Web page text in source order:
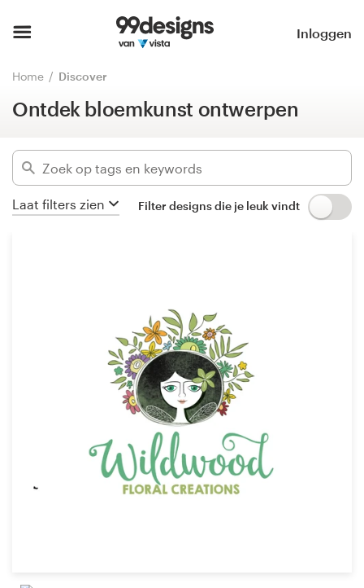
Inloggen
Home Discover
Ontdek bloemkunst ontwerpen
Laat filters zien Filter designs die je leuk vindt
Blader door categorieën
Hoe het werkt
Vind een designer
Inspiratie
Ontwerpwedstrijden
Vind een designer
Ontdek inspiratie
Ontdek bloemkunst ontwerpen
Verberg filters
1066 ontwerpen gevonden voor:
floral
Categorieën
Bedrijfssectoren